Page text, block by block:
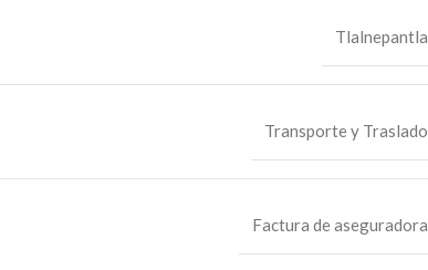
Tlalnepantla
Transporte y Traslado
Factura de aseguradora